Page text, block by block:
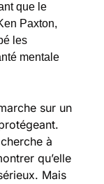
que le
Paxton,
les
mentale
sur un
à
qu’elle
Mais